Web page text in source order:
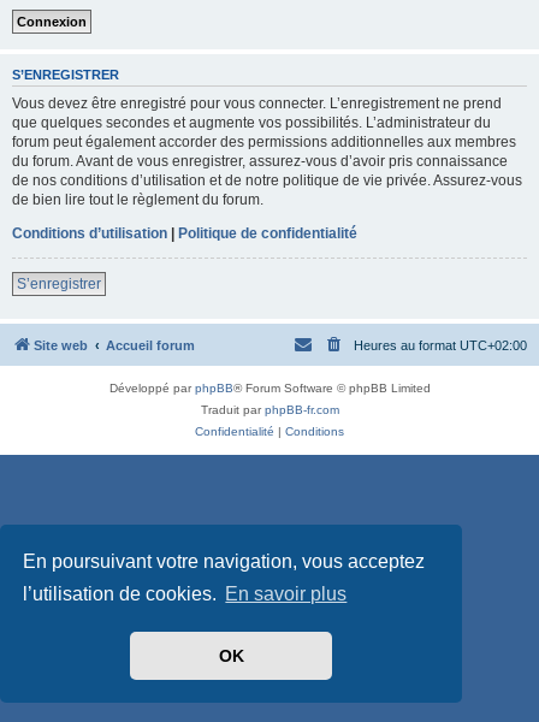
En poursuivant votre navigation, vous acceptez
l’utilisation de cookies. En savoir plus
OK
S’ENREGISTRER
Vous devez être enregistré pour vous connecter. L’enregistrement ne prend
que quelques secondes et augmente vos possibilités. L’administrateur du
forum peut également accorder des permissions additionnelles aux membres
du forum. Avant de vous enregistrer, assurez-vous d’avoir pris connaissance
de nos conditions d’utilisation et de notre politique de vie privée. Assurez-vous
de bien lire tout le règlement du forum.
Conditions d’utilisation | Politique de confidentialité
S’enregistrer
Site web Accueil forum Heures au format UTC+02:00
Développé parphpBB® Forum Software © phpBB Limited
Traduit parphpBB-fr.com
Confidentialité | Conditions